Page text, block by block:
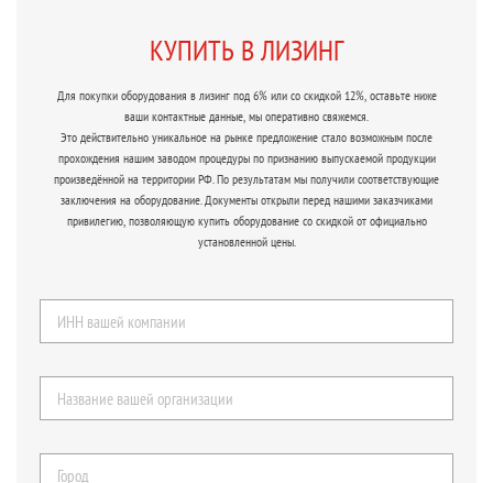
КУПИТЬ В ЛИЗИНГ
Для покупки оборудования в лизинг под 6% или со скидкой 12%, оставьте ниже
ваши контактные данные, мы оперативно свяжемся.
Это действительно уникальное на рынке предложение стало возможным после
прохождения нашим заводом процедуры по признанию выпускаемой продукции
произведённой на территории РФ. По результатам мы получили соответствующие
заключения на оборудование. Документы открыли перед нашими заказчиками
привилегию, позволяющую купить оборудование со скидкой от официально
установленной цены.